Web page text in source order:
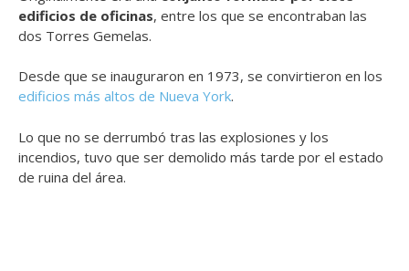
edificios de oficinas, entre los que se encontraban las
dos Torres Gemelas.
Desde que se inauguraron en 1973, se convirtieron en los
edificios más altos de Nueva York.
Lo que no se derrumbó tras las explosiones y los
incendios, tuvo que ser demolido más tarde por el estado
de ruina del área.